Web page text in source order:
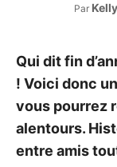
Par Kelly
Qui dit fin
! Voici donc
vous pourrez
alentours.
entre amis